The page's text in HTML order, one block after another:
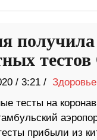
/ 3:21 / Здоровье
тесты на
прибыли из